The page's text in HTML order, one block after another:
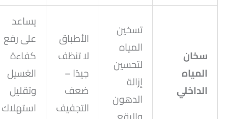
سخان
المياه
الداخلي
تسخين
المياه
لتحسين
إزالة
الدهون
الأطباق
لا تنظف
جيدًا –
ضعف
التجفيف
يساعد
على رفع
كفاءة
الغسيل
وتقليل
استهلاك